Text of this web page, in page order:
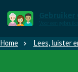
naar
de
Home Lees, luister